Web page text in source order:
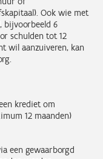
Ook wie met
bijvoorbeeld 6
schulden tot 12
wil aanzuiveren, kan
krediet om
12 maanden)
een gewaarborgd